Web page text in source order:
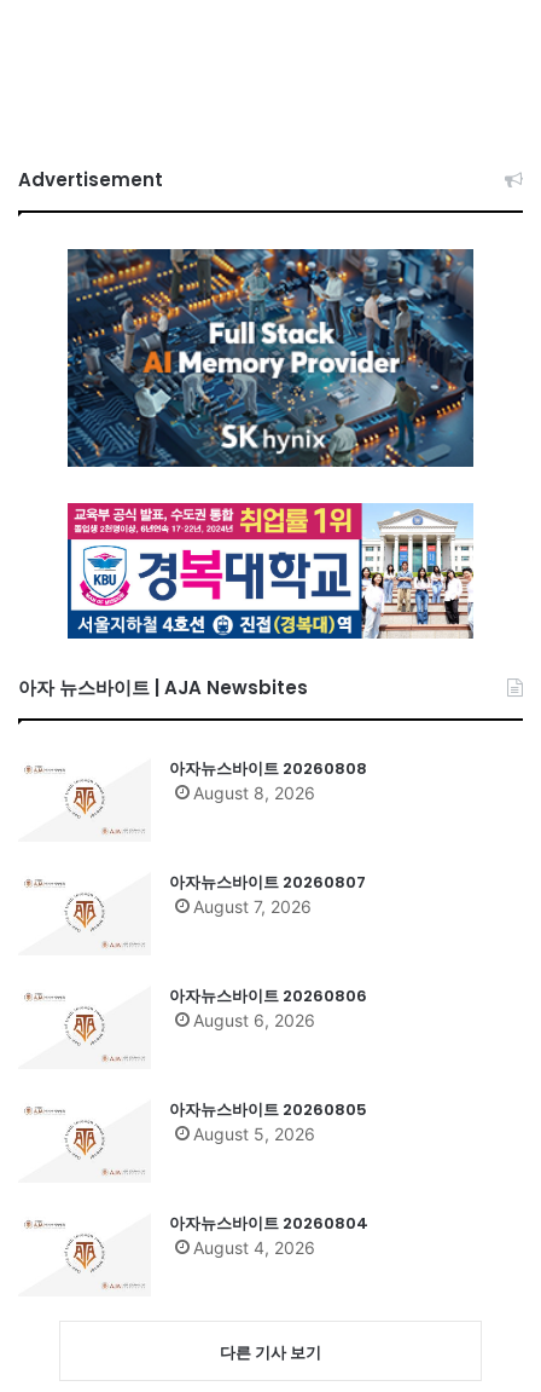
Advertisement
아자 뉴스바이트 | AJA Newsbites
아자뉴스바이트 20260808
August 8, 2026
아자뉴스바이트 20260807
August 7, 2026
아자뉴스바이트 20260806
August 6, 2026
아자뉴스바이트 20260805
August 5, 2026
아자뉴스바이트 20260804
August 4, 2026
다른 기사 보기